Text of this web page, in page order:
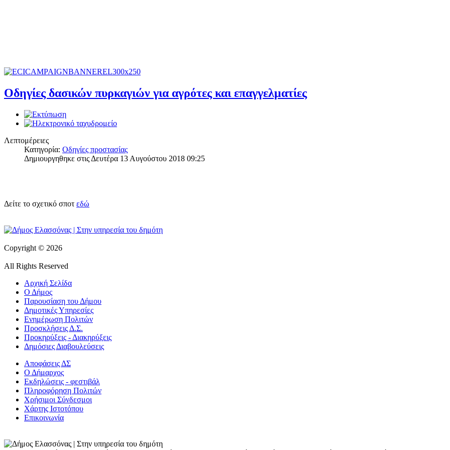
Οδηγίες δασικών πυρκαγιών για αγρότες και επαγγελματίες
Λεπτομέρειες
Κατηγορία: Οδηγίες προστασίας
Δημιουργηθηκε στις Δευτέρα 13 Αυγούστου 2018 09:25
Δείτε το σχετικό σποτ εδώ
Copyright © 2026
All Rights Reserved
Αρχική Σελίδα
Ο Δήμος
Παρουσίαση του Δήμου
Δημοτικές Υπηρεσίες
Ενημέρωση Πολιτών
Προσκλήσεις Δ.Σ.
Προκηρύξεις - Διακηρύξεις
Δημόσιες Διαβουλεύσεις
Αποφάσεις ΔΣ
Ο Δήμαρχος
Εκδηλώσεις - φεστιβάλ
Πληροφόρηση Πολιτών
Χρήσιμοι Σύνδεσμοι
Χάρτης Ιστοτόπου
Επικοινωνία